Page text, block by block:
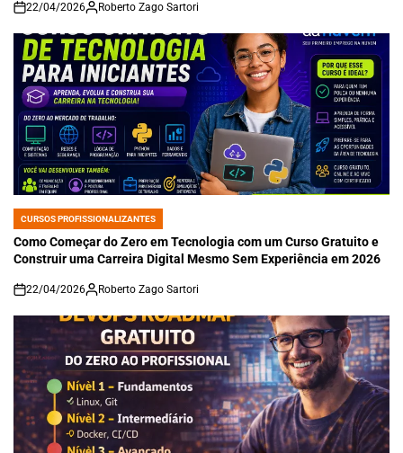
on
22/04/2026 Roberto Zago Sartori
POSTED
IN
CURSOS PROFISSIONALIZANTES
Como Começar do Zero em Tecnologia com um Curso Gratuito e
Construir uma Carreira Digital Mesmo Sem Experiência em 2026
on
22/04/2026 Roberto Zago Sartori